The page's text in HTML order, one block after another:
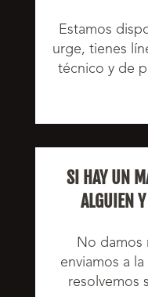
Estamos
urge, tienes
técnico y de
SI HAY UN
ALGUIEN
No damos
enviamos a
resolvemos